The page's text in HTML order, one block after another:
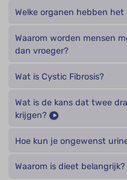
Welke organen hebben
Waarom worden mensen
dan vroeger?
Wat is Cystic Fibrosis?
Wat is de kans dat twee
krijgen?
Hoe kun je ongewenst
Waarom is dieet belangrijk?